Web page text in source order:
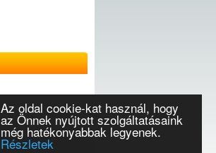
Az oldal cookie-kat használ, hogy
az Önnek nyújtott szolgáltatásaink
még hatékonyabbak legyenek.
Részletek